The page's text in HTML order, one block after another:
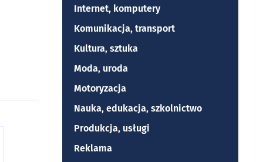
Internet, komputery
Komunikacja, transport
Kultura, sztuka
Moda, uroda
Motoryzacja
Nauka, edukacja, szkolnictwo
Produkcja, usługi
Reklama